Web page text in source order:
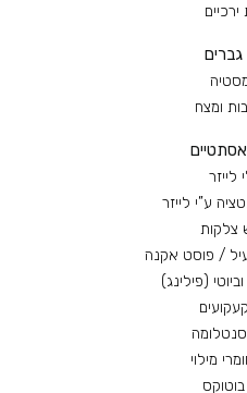
גברים
ומצח
אסתטיים
לייזר
ע”י לייזר
צלקות
/ פוסט אקנה
(פילינג)
מילוי
בוטוקס